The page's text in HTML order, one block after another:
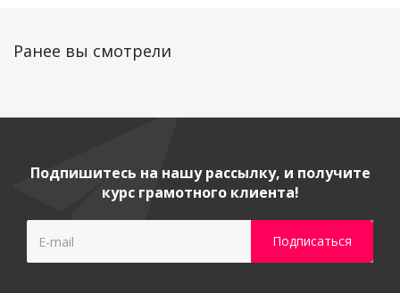
Ранее вы смотрели
Подпишитесь на нашу рассылку, и получите
курс грамотного клиента!